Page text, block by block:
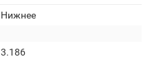
Нижнее
3.186